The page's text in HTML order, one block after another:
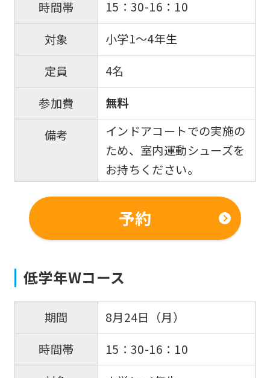
時間帯
15：30-16：10
対象
小学1～4年生
定員
4名
参加費
無料
備考
インドアコートでの実施の
ため、室内運動シューズを
お持ちください。
予約
低学年Wコース
期間
8月24日（月）
時間帯
15：30-16：10
if
you
use
service,
the
Japanese
version
of
this
website
mechanically,
so
it
may